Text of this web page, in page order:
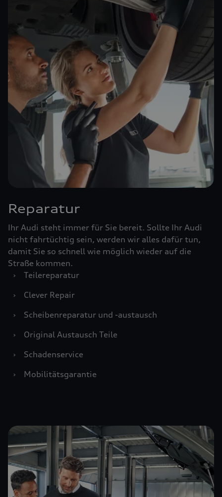
Reparatur
Ihr Audi steht immer für Sie bereit. Sollte Ihr Audi
nicht fahrtüchtig sein, werden wir alles dafür tun,
damit Sie so schnell wie möglich wieder auf die
Straße kommen.
›
Teilereparatur
›
Clever Repair
›
Scheibenreparatur und -austausch
›
Original Austausch Teile
›
Schadenservice
›
Mobilitätsgarantie